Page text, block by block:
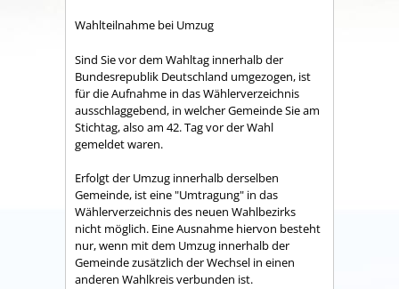
Wahlteilnahme bei Umzug
Sind Sie vor dem Wahltag innerhalb der
Bundesrepublik Deutschland umgezogen, ist
für die Aufnahme in das Wählerverzeichnis
ausschlaggebend, in welcher Gemeinde Sie am
Stichtag, also am 42. Tag vor der Wahl
gemeldet waren.
Erfolgt der Umzug innerhalb derselben
Gemeinde, ist eine "Umtragung" in das
Wählerverzeichnis des neuen Wahlbezirks
nicht möglich. Eine Ausnahme hiervon besteht
nur,wenn mit dem Umzug innerhalb der
Gemeinde zusätzlich der Wechsel in einen
anderen Wahlkreis verbunden ist.